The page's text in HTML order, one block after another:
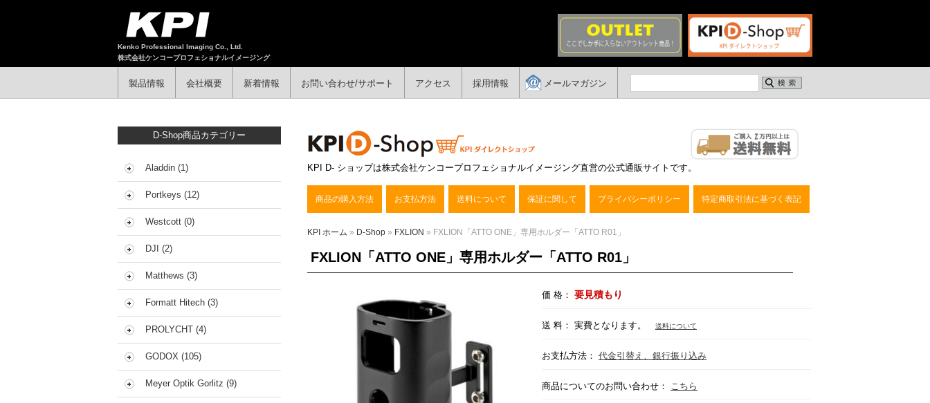
Kenko Professional Imaging Co., Ltd.
株式会社ケンコープロフェショナルイメージング
製品情報 会社概要 新着情報 お問い合わせ/サポート アクセス 採用情報 メールマガジン
KPI D- ショップは株式会社ケンコープロフェショナルイメージング直営の公式通販サイトです。
商品の購入方法 お支払方法 送料について 保証に関して プライバシーポリシー 特定商取引法に基づく表記
KPI ホーム » D-Shop » FXLION » FXLION「ATTO ONE」専用ホルダー「ATTO R01」
FXLION「ATTO ONE」専用ホルダー「ATTO R01」
価 格： 要見積もり
送 料： 実費となります。 送料について
お支払方法： 代金引替え、銀行振り込み
商品についてのお問い合わせ： こちら
D-Shop商品カテゴリー
Aladdin (1)
Portkeys (12)
Westcott (0)
DJI (2)
Matthews (3)
Formatt Hitech (3)
PROLYCHT (4)
GODOX (105)
Meyer Optik Gorlitz (9)